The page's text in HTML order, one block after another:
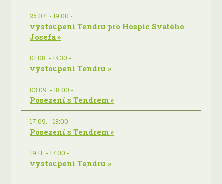
25.07. - 19:00 -
vystoupení Tendru pro Hospic Svatého
Josefa »
01.08. - 15:30 -
vystoupení Tendru »
03.09. - 18:00 -
Posezení s Tendrem »
17.09. - 18:00 -
Posezení s Tendrem »
19.11. - 17:00 -
vystoupení Tendru »